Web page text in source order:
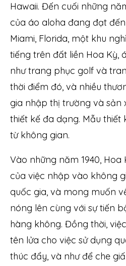
Hawaii. Đến cuối những
của áo aloha đang đạt
Miami, Florida, một khu
tiếng trên đất liền Hoa Kỳ,
như trang phục golf và
thời điểm đó, và nhiều
gia nhập thị trường và sản
thiết kế đa dạng. Mẫu
từ không gian.
Vào những năm 1940,
của việc nhập vào không
quốc gia, và mong muốn
nóng lên cùng với sự tiến
hàng không. Đồng thời,
tên lửa cho việc sử dụng
thúc đẩy, và như để che